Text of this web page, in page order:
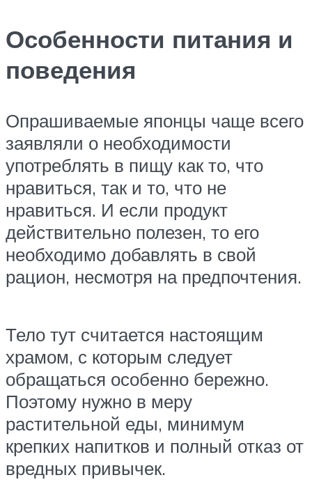
Особенности питания и
поведения
Опрашиваемые японцы чаще всего
заявляли о необходимости
употреблять в пищу как то, что
нравиться, так и то, что не
нравиться. И если продукт
действительно полезен, то его
необходимо добавлять в свой
рацион, несмотря на предпочтения.
Тело тут считается настоящим
храмом, с которым следует
обращаться особенно бережно.
Поэтому нужно в меру
растительной еды, минимум
крепких напитков и полный отказ от
вредных привычек.